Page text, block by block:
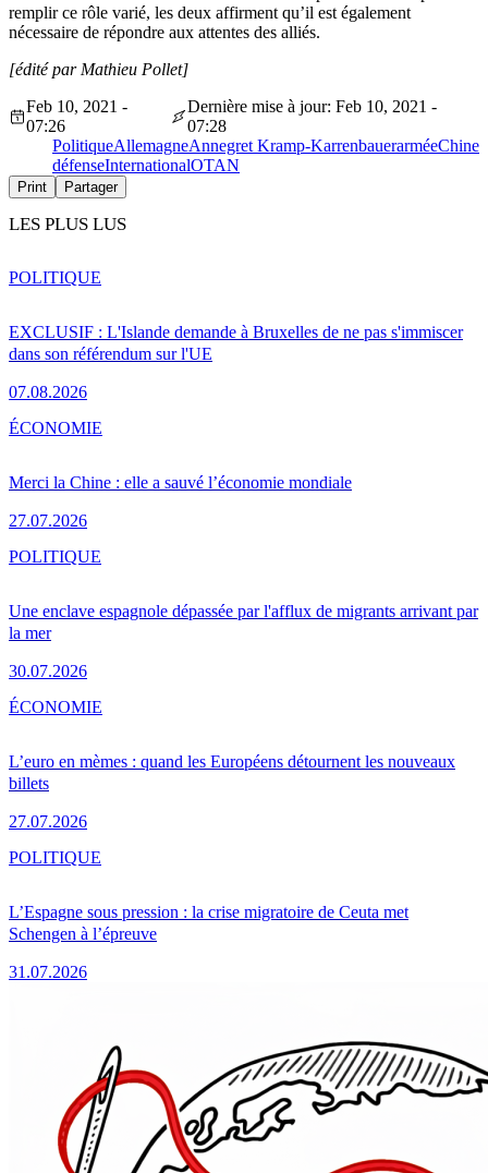
remplir ce rôle varié, les deux affirment qu’il est également
nécessaire de répondre aux attentes des alliés.
[édité par Mathieu Pollet]
Feb 10, 2021 -
07:26
Dernière mise à jour: Feb 10, 2021 -
07:28
PolitiqueAllemagneAnnegret Kramp-KarrenbauerarméeChine
défenseInternationalOTAN
Print Partager
LES PLUS LUS
EXCLUSIF : L'Islande demande à Bruxelles de ne pas s'immiscer
dans son référendum sur l'UE
07.08.2026
POLITIQUE
Merci la Chine : elle a sauvé l’économie mondiale
27.07.2026
ÉCONOMIE
Une enclave espagnole dépassée par l'afflux de migrants arrivant par
la mer
30.07.2026
POLITIQUE
L’euro en mèmes : quand les Européens détournent les nouveaux
billets
27.07.2026
ÉCONOMIE
L’Espagne sous pression : la crise migratoire de Ceuta met
Schengen à l’épreuve
31.07.2026
POLITIQUE